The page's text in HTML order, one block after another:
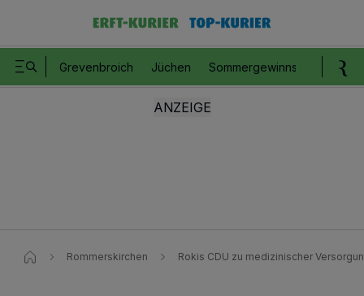
Grevenbroich Jüchen Sommergewinnspiel
Rommerskirchen Rokis CDU zu medizinischer